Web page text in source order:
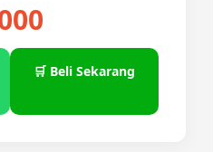
🛒 Beli Sekarang